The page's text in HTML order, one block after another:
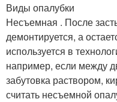
Виды опалубки
Несъемная . После
демонтируется, а
используется в
например, если между
забутовка раствором,
считать несъемной